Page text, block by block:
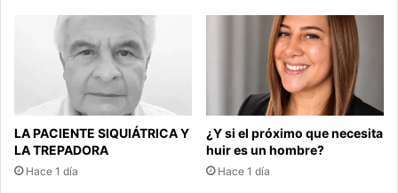
LA PACIENTE SIQUIÁTRICA Y
LA TREPADORA
Hace 1 día
¿Y si el próximo que necesita
huir es un hombre?
Hace 1 día